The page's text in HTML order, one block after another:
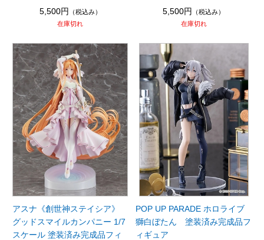
5,500円 （税込み）
在庫切れ
5,500円
（税込み）
在庫切れ
アスナ《創世神ステイシア》
グッドスマイルカンパニー 1/7
スケール 塗装済み完成品フィ
POP UP PARADE ホロライブ
獅白ぼたん 塗装済み完成品フ
ィギュア